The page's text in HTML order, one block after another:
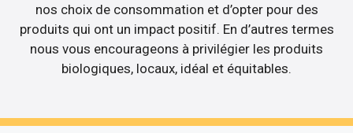
nos choix de consommation et d’opter pour des
produits qui ont un impact positif. En d’autres termes
nous vous encourageons à privilégier les produits
biologiques, locaux, idéal et équitables.